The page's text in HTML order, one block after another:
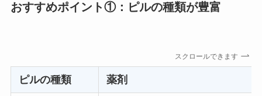
おすすめポイント①：ピルの種類が豊富
スクロールできます
ピルの種類 薬剤